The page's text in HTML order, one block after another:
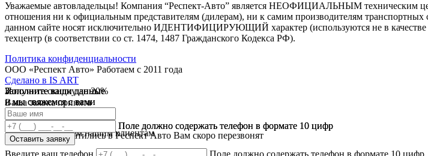
Уважаемые автовладельцы! Компания “Респект-Авто” является НЕОФИЦИАЛЬНЫМ техническим
отношения ни к официальным представителям (дилерам), ни к самим производителям
данном сайте носят исключительно ИДЕНТИФИЦИРУЮЩИЙ характер (используются не в качестве
техцентр (в соответствии со ст. 1474, 1487 Гражданского Кодекса РФ).
Политика конфиденциальности
ООО «Респект Авто» Работаем с 2011 года
Сделано в IS ART
Заполните ваши данные
и мы свяжемся с вами
Поле должно содержать телефон в формате 10 цифр
Оставить заявку
Получите скидку до 20%
В течении 10 дней
мы предоставляем скидку
на все услуги всем нашим клиентам
Введите ваш телефон Поле должно содержать телефон в формате 10 цифр
Заполните ваши данные
и мы свяжемся с вами
Поле должно содержать телефон в формате 10 цифр
Оставить заявку
✓
Ваша заявка принята
✓
Ваш ответ принят
Спасибо что обратились в Респект Авто Вам скоро перезвонят